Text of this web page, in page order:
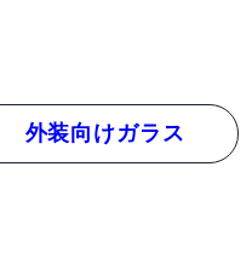
外装向けガラス